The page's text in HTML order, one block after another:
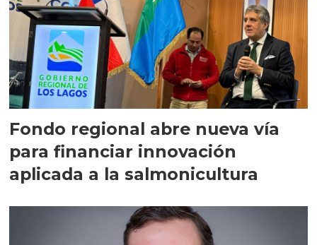
Fondo regional abre nueva vía
para financiar innovación
aplicada a la salmonicultura